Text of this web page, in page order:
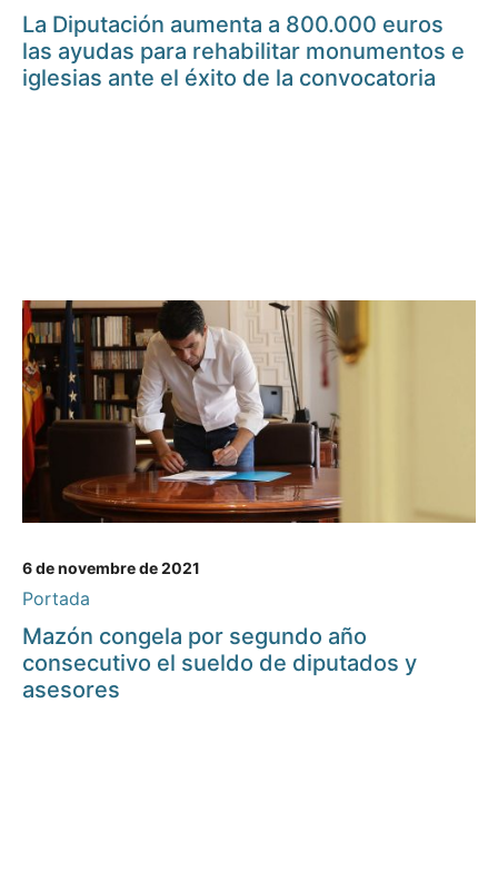
La Diputación aumenta a 800.000 euros
las ayudas para rehabilitar monumentos e
iglesias ante el éxito de la convocatoria
6 de novembre de 2021
Portada
Mazón congela por segundo año
consecutivo el sueldo de diputados y
asesores